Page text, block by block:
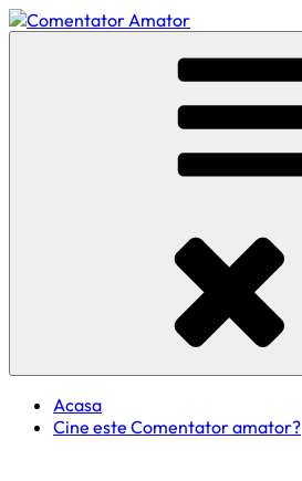
Skip
to
Acasa
Cine este Comentator amator?